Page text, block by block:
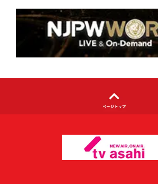
著作権について
利用者情報の外部送信について